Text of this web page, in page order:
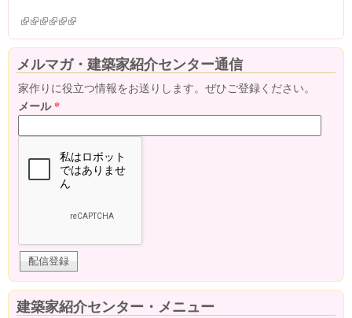
(link is external)
(link is external)
(link is external)
(link is external)
(link is external)
(link is external)
メルマガ・建築家紹介センター通信
家作りに役立つ情報をお送りします。ぜひご登録ください。
メール*
建築家紹介センター・メニュー